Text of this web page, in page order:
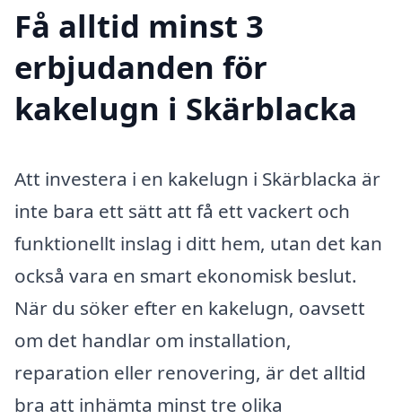
Få alltid minst 3
erbjudanden för
kakelugn i Skärblacka
Att investera i en kakelugn i Skärblacka är
inte bara ett sätt att få ett vackert och
funktionellt inslag i ditt hem, utan det kan
också vara en smart ekonomisk beslut.
När du söker efter en kakelugn, oavsett
om det handlar om installation,
reparation eller renovering, är det alltid
bra att inhämta minst tre olika